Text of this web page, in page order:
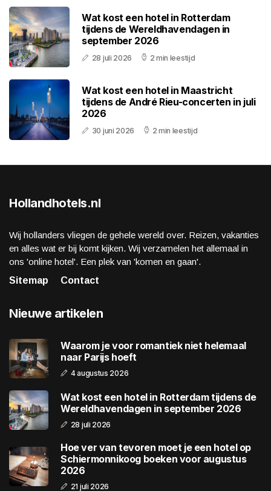
Wat kost een hotel in Rotterdam
tijdens de Wereldhavendagen in
september 2026
28 juli 2026 2 min leestijd
Wat kost een hotel in Maastricht
tijdens de André Rieu-concerten in juli
2026
30 juni 2026 2 min leestijd
Hollandhotels.nl
Wij hollanders vliegen de gehele wereld over. Reizen, vakanties
en alles wat er bij komt kijken. Wij verzamelen het allemaal in
ons 'online hotel'. Een plek van 'komen en gaan'.
Sitemap
Contact
Nieuwe artikelen
Waarom je voor romantiek niet helemaal
naar Parijs hoeft
4 augustus 2026
Wat kost een hotel in Rotterdam tijdens de
Wereldhavendagen in september 2026
28 juli 2026
Hoe ver van tevoren moet je een hotel op
Schiermonnikoog boeken voor augustus
2026
21 juli 2026